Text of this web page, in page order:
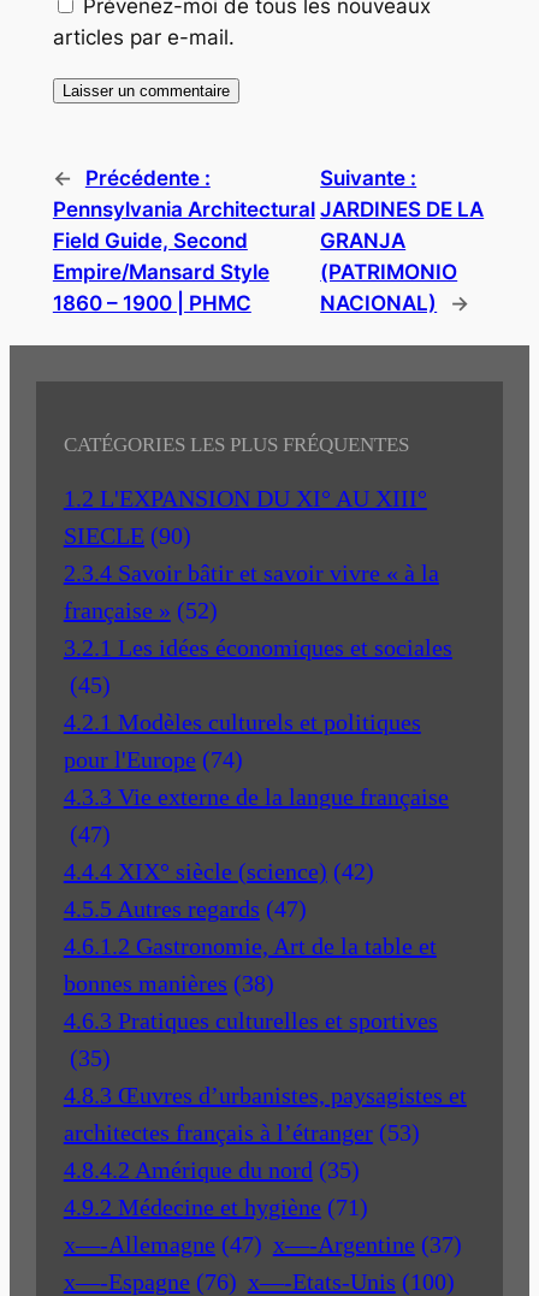
Prévenez-moi de tous les nouveaux
articles par e-mail.
←
Précédente :
Pennsylvania Architectural
Field Guide, Second
Empire/Mansard Style
1860 – 1900 | PHMC
Suivante :
JARDINES DE LA
GRANJA
(PATRIMONIO
NACIONAL)
→
CATÉGORIES LES PLUS FRÉQUENTES
1.2 L'EXPANSION DU XI° AU XIII°
SIECLE (90)
2.3.4 Savoir bâtir et savoir vivre « à la
française » (52)
3.2.1 Les idées économiques et sociales
(45)
4.2.1 Modèles culturels et politiques
pour l'Europe (74)
4.3.3 Vie externe de la langue française
(47)
4.4.4 XIX° siècle (science) (42)
4.5.5 Autres regards (47)
4.6.1.2 Gastronomie, Art de la table et
bonnes manières (38)
4.6.3 Pratiques culturelles et sportives
(35)
4.8.3 Œuvres d’urbanistes, paysagistes et
architectes français à l’étranger (53)
4.8.4.2 Amérique du nord (35)
4.9.2 Médecine et hygiène (71)
x—-Allemagne (47) x—-Argentine (37)
x—-Espagne (76) x—-Etats-Unis (100)